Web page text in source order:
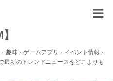
趣味・ゲームアプリ・イベント情報・
最新のトレンドニュースをどこよりも